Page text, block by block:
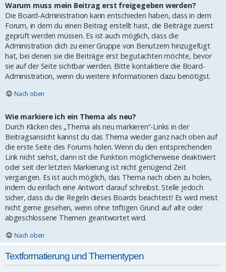
Warum muss mein Beitrag erst freigegeben werden?
Die Board-Administration kann entschieden haben, dass in dem
Forum, in dem du einen Beitrag erstellt hast, die Beiträge zuerst
geprüft werden müssen. Es ist auch möglich, dass die
Administration dich zu einer Gruppe von Benutzern hinzugefügt
hat, bei denen sie die Beiträge erst begutachten möchte, bevor
sie auf der Seite sichtbar werden. Bitte kontaktiere die Board-
Administration, wenn du weitere Informationen dazu benötigst.
Nach oben
Wie markiere ich ein Thema als neu?
Durch Klicken des „Thema als neu markieren“-Links in der
Beitragsansicht kannst du das Thema wieder ganz nach oben auf
die erste Seite des Forums holen. Wenn du den entsprechenden
Link nicht siehst, dann ist die Funktion möglicherweise deaktiviert
oder seit der letzten Markierung ist nicht genügend Zeit
vergangen. Es ist auch möglich, das Thema nach oben zu holen,
indem du einfach eine Antwort darauf schreibst. Stelle jedoch
sicher, dass du die Regeln dieses Boards beachtest! Es wird meist
nicht gerne gesehen, wenn ohne triftigen Grund auf alte oder
abgeschlossene Themen geantwortet wird.
Nach oben
Textformatierung und Thementypen